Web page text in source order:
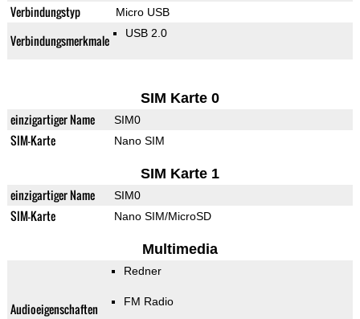
Verbindungstyp Micro USB
Verbindungsmerkmale USB 2.0
SIM Karte 0
einzigartiger Name SIM0
SIM-Karte Nano SIM
SIM Karte 1
einzigartiger Name SIM0
SIM-Karte Nano SIM/MicroSD
Multimedia
Audioeigenschaften
Redner
FM Radio